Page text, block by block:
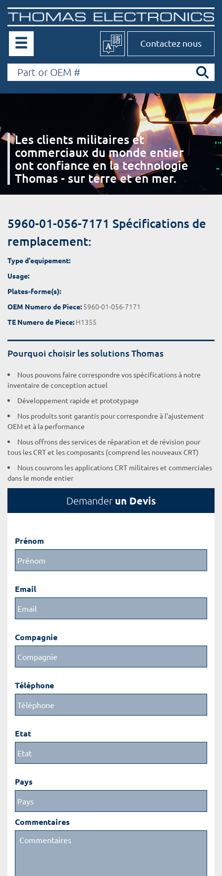
Contactez nous
Les clients militaires et
commerciaux du monde entier
ont confiance en la technologie
Thomas - sur terre et en mer.
5960-01-056-7171 Spécifications de
remplacement:
Type d'equipement:
Usage:
Plates-forme(s):
OEM Numero de Piece: 5960-01-056-7171
TE Numero de Piece: H1355
Pourquoi choisir les solutions Thomas
Nous pouvons faire correspondre vos spécifications à notre
inventaire de conception actuel
Développement rapide et prototypage
Nos produits sont garantis pour correspondre à l'ajustement
OEM et à la performance
Nous offrons des services de réparation et de révision pour
tous les CRT et les composants (comprend les nouveaux CRT)
Nous couvrons les applications CRT militaires et commerciales
dans le monde entier
Demander un Devis
Prénom
Email
Compagnie
Téléphone
Etat
Pays
Commentaires